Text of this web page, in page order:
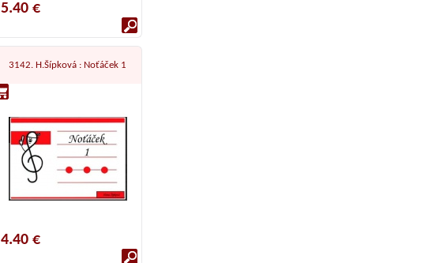
5.40 €
3142. H.Šípková : Noťáček 1
4.40 €